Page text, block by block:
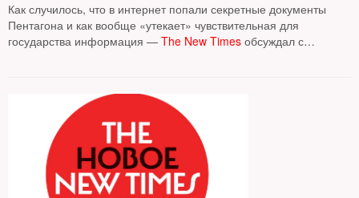
Как случилось, что в интернет попали секретные документы
Пентагона и как вообще «утекает» чувствительная для
государства информация — The New Times обсуждал с